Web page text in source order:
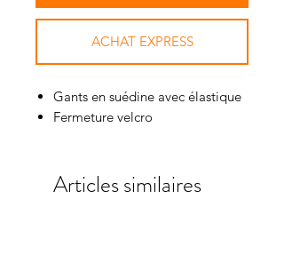
ACHAT EXPRESS
Gants en suédine avec élastique
Fermeture velcro
Articles similaires